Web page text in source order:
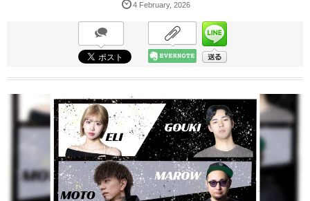
4 February, 2026